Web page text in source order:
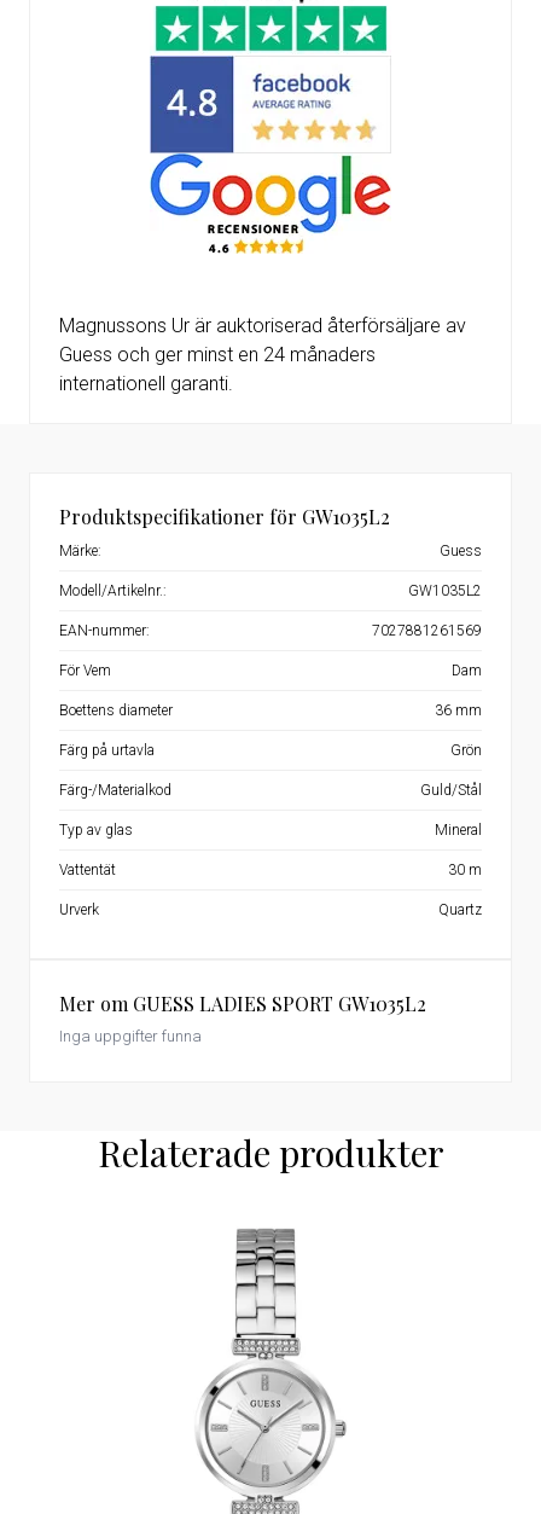
Magnussons Ur är auktoriserad återförsäljare av
Guess och ger minst en 24 månaders
internationell garanti.
Mer om GUESS LADIES SPORT GW1035L2
Inga uppgifter funna
Produktspecifikationer för GW1035L2
Märke: Guess
Modell/Artikelnr.: GW1035L2
EAN-nummer: 7027881261569
För Vem Dam
Boettens diameter 36 mm
Färg på urtavla Grön
Färg-/Materialkod Guld/Stål
Typ av glas Mineral
Vattentät 30 m
Urverk Quartz
Relaterade produkter